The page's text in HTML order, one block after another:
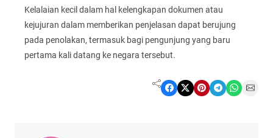
Kelalaian kecil dalam hal kelengkapan dokumen atau
kejujuran dalam memberikan penjelasan dapat berujung
pada penolakan, termasuk bagi pengunjung yang baru
pertama kali datang ke negara tersebut.
Share on Facebook Share on X Share on Pinterest Share on Telegram Share on WhatsApp Share on Email